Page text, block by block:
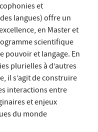
et
langues) offre un
en Master et
scientifique
pouvoir et langage. En
plurielles à d’autres
il s’agit de construire
interactions entre
et enjeux
du monde